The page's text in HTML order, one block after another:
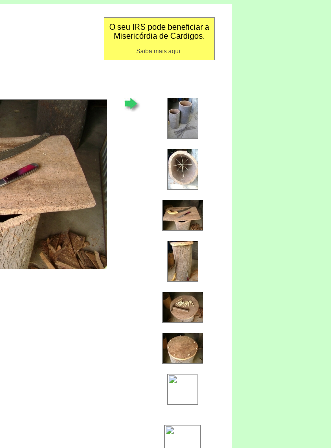
O seu IRS pode beneficiar a
Misericórdia de Cardigos.
Saiba mais aqui.